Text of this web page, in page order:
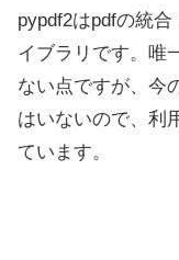
pypdf2はpdfの統
イブラリです。唯
ない点ですが、今
はいないので、利
ています。